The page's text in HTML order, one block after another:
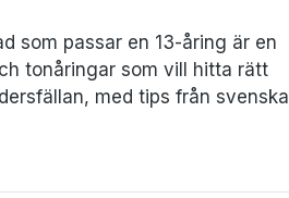
som passar en 13-åring är en
tonåringar som vill hitta rätt
med tips från svenska